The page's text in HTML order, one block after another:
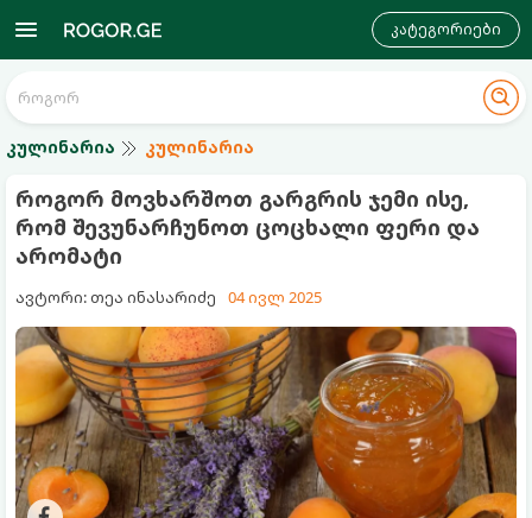
კატეგორიები
კულინარია კულინარია
როგორ მოვხარშოთ გარგრის ჯემი ისე,
რომ შევუნარჩუნოთ ცოცხალი ფერი და
არომატი
ავტორი: თეა ინასარიძე 04 ივლ 2025